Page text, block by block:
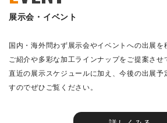
展示会・イベント
国内・海外問わず展示会やイベントへの出展
ご紹介や多彩な加工ラインナップをご提案させ
直近の展示スケジュールに加え、今後の出展予
すのでぜひご覧ください。